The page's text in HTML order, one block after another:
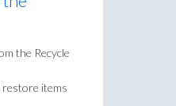
the Recycle
restore items